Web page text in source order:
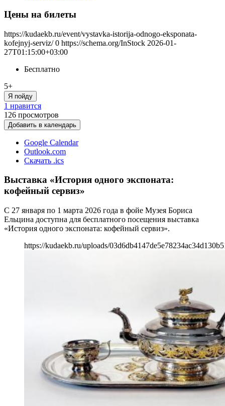
Цены на билеты
https://kudaekb.ru/event/vystavka-istorija-odnogo-eksponata-
kofejnyj-serviz/ 0 https://schema.org/InStock 2026-01-
27T01:15:00+03:00
Бесплатно
5+
Я пойду
1 нравится
126 просмотров
Добавить в календарь
Google Calendar
Outlook.com
Скачать .ics
Выставка «История одного экспоната:
кофейный сервиз»
С 27 января по 1 марта 2026 года в фойе Музея Бориса
Ельцина доступна для бесплатного посещения выставка
«История одного экспоната: кофейный сервиз».
https://kudaekb.ru/uploads/